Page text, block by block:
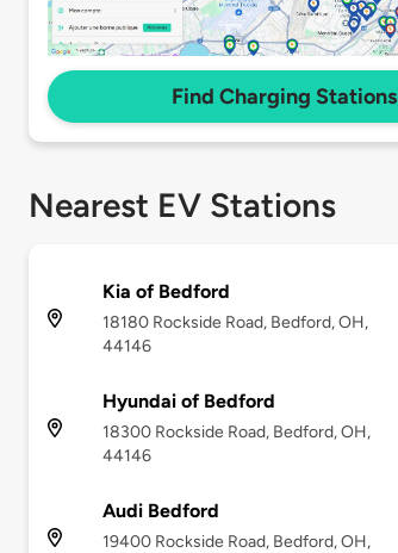
Find Charging Stations
Nearest EV Stations
Kia of Bedford
18180 Rockside Road, Bedford, OH,
44146
Hyundai of Bedford
18300 Rockside Road, Bedford, OH,
44146
Audi Bedford
19400 Rockside Road, Bedford, OH,